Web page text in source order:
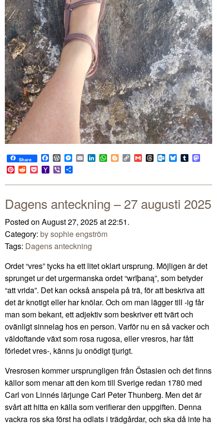
Share Facebook
WordPress
Messenger
EmailLinkedIn
WhatsApp
BloggerCopy
Link
GmailThreadsOutlook.com
BlueskyTumblr
Pinterest
RedditPocketYahoo
Mail
Viber
Dagens anteckning – 27 augusti 2025
Posted on August 27, 2025 at 22:51.
Category: by sophie engström
Tags: Dagens anteckning
Ordet “vres” tycks ha ett litet oklart ursprung. Möjligen är det
sprunget ur det urgermanska ordet “wrīþaną”, som betyder
“att vrida”. Det kan också anspela på trä, för att beskriva att
det är knotigt eller har knölar. Och om man lägger till -ig får
man som bekant, ett adjektiv som beskriver ett tvärt och
ovänligt sinnelag hos en person. Varför nu en så vacker och
väldoftande växt som rosa rugosa, eller vresros, har fått
förledet vres-, känns ju onödigt tjurigt.
Vresrosen kommer ursprungligen från Östasien och det finns
källor som menar att den kom till Sverige redan 1780 med
Carl von Linnés lärjunge Carl Peter Thunberg. Men det är
svårt att hitta en källa som verifierar den uppgiften. Denna
vackra ros ska först ha odlats i trädgårdar, och ska då inte ha